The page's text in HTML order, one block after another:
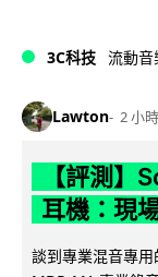
3C科技 流動音
Lawton 2 小時
【評測】
耳機：現
談到專業混音專